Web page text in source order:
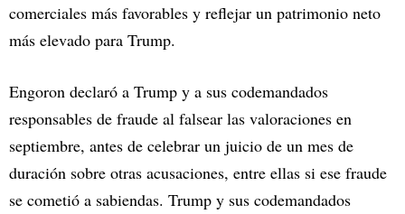
comerciales más favorables y reflejar un patrimonio neto
más elevado para Trump.
Engoron declaró a Trump y a sus codemandados
responsables de fraude al falsear las valoraciones en
septiembre, antes de celebrar un juicio de un mes de
duración sobre otras acusaciones, entre ellas si ese fraude
se cometió a sabiendas. Trump y sus codemandados